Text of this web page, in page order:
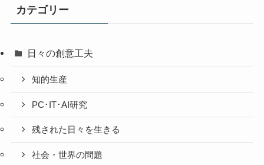
稿
カテゴリー
日々の創意工夫
知的生産
PC･IT･AI研究
残された日々を生きる
社会・世界の問題